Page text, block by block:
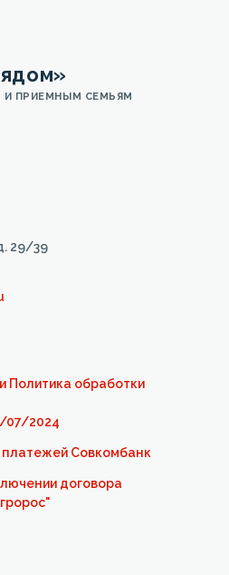
ПРИЕМНЫМ СЕМЬЯМ
29/39
Политика обработки
07/2024
платежей Совкомбанк
договора